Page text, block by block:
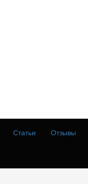
Статьи Отзывы